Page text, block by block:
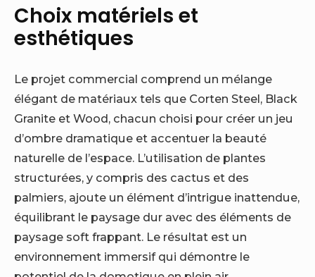
Choix matériels et
esthétiques
Le projet commercial comprend un mélange
élégant de matériaux tels que Corten Steel, Black
Granite et Wood, chacun choisi pour créer un jeu
d’ombre dramatique et accentuer la beauté
naturelle de l’espace. L’utilisation de plantes
structurées, y compris des cactus et des
palmiers, ajoute un élément d’intrigue inattendue,
équilibrant le paysage dur avec des éléments de
paysage soft frappant. Le résultat est un
environnement immersif qui démontre le